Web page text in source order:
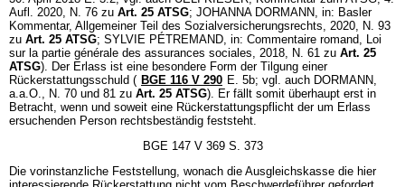
Aufl. 2020, N. 76 zu Art. 25 ATSG; JOHANNA DORMANN, in: Basler
Kommentar, Allgemeiner Teil des Sozialversicherungsrechts, 2020, N. 93
zu Art. 25 ATSG; SYLVIE PÉTREMAND, in: Commentaire romand, Loi
sur la partie générale des assurances sociales, 2018, N. 61 zu Art. 25
ATSG). Der Erlass ist eine besondere Form der Tilgung einer
Rückerstattungsschuld ( BGE 116 V 290 E. 5b; vgl. auch DORMANN,
a.a.O., N. 70 und 81 zu Art. 25 ATSG). Er fällt somit überhaupt erst in
Betracht, wenn und soweit eine Rückerstattungspflicht der um Erlass
ersuchenden Person rechtsbeständig feststeht.
BGE 147 V 369 S. 373
Die vorinstanzliche Feststellung, wonach die Ausgleichskasse die hier